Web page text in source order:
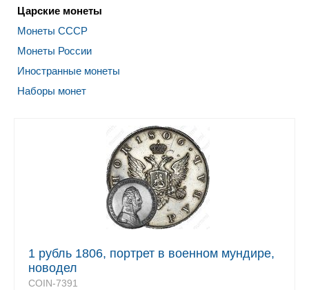
Царские монеты
Монеты СССР
Монеты России
Иностранные монеты
Наборы монет
1 рубль 1806, портрет в военном мундире,
новодел
COIN-7391